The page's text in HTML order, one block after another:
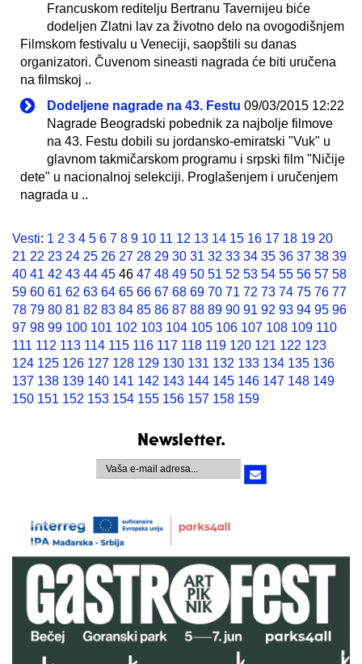
Francuskom reditelju Bertranu Tavernijeu biće
dodeljen Zlatni lav za životno delo na ovogodišnjem
Filmskom festivalu u Veneciji, saopštili su danas
organizatori. Čuvenom sineasti nagrada će biti uručena
na filmskoj ..
Dodeljene nagrade na 43. Festu 09/03/2015 12:22
Nagrade Beogradski pobednik za najbolje filmove
na 43. Festu dobili su jordansko-emiratski "Vuk" u
glavnom takmičarskom programu i srpski film "Ničije
dete" u nacionalnoj selekciji. Proglašenjem i uručenjem
nagrada u ..
Vesti: 1 2 3 4 5 6 7 8 9 10 11 12 13 14 15 16 17 18 19 20
21 22 23 24 25 26 27 28 29 30 31 32 33 34 35 36 37 38 39
40 41 42 43 44 45 46 47 48 49 50 51 52 53 54 55 56 57 58
59 60 61 62 63 64 65 66 67 68 69 70 71 72 73 74 75 76 77
78 79 80 81 82 83 84 85 86 87 88 89 90 91 92 93 94 95 96
97 98 99 100 101 102 103 104 105 106 107 108 109 110
111 112 113 114 115 116 117 118 119 120 121 122 123
124 125 126 127 128 129 130 131 132 133 134 135 136
137 138 139 140 141 142 143 144 145 146 147 148 149
150 151 152 153 154 155 156 157 158 159
Newsletter.